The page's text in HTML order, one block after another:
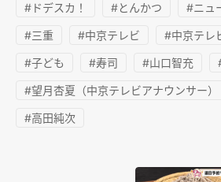
#ドデスカ！ #とんかつ #ニュ
#三重 #中京テレビ #中京テレ
#子ども #寿司 #山口智充
#望月杏夏（中京テレビアナウンサー）
#高田純次